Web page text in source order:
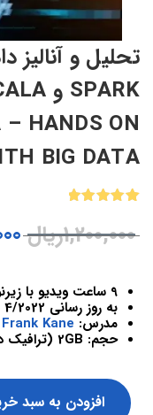
HANDS ON
BIG DATA!
از 5
در
1,200,000ریال
9 ساعت ویدیو با زیرنویس انگلیسی و کیفیت 720
به روز رسانی 4/2022 تهیه شده رسمی یودمی ایران
مدرس: Frank Kane
حجم: 2GB (ترافیک داخلی)
افزودن به سبد